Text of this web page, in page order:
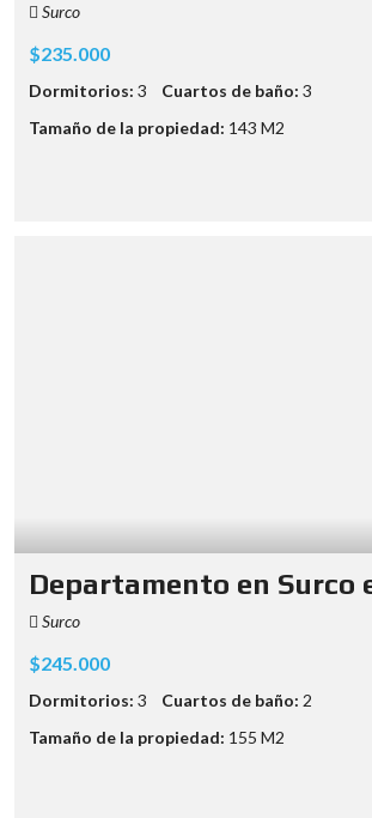
Surco
$235.000
Dormitorios: 3 Cuartos de baño: 3
Tamaño de la propiedad: 143 M2
Departamento en Surco
Surco
$245.000
Dormitorios: 3 Cuartos de baño: 2
Tamaño de la propiedad: 155 M2